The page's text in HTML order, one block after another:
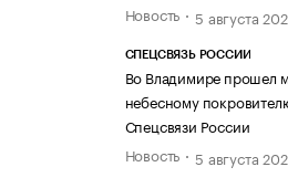
Новость
5 августа
СПЕЦСВЯЗЬ РОССИИ
Во Владимире прошел
небесному
Спецсвязи России
Новость
5 августа